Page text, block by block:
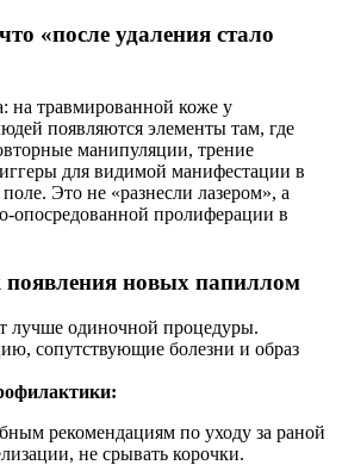
«после удаления стало
на травмированной коже у
появляются элементы там, где
манипуляции, трение
для видимой манифестации в
Это не «разнесли лазером», а
опосредованной пролиферации в
появления новых папиллом
лучше одиночной процедуры.
сопутствующие болезни и образ
рекомендациям по уходу за раной
не срывать корочки.